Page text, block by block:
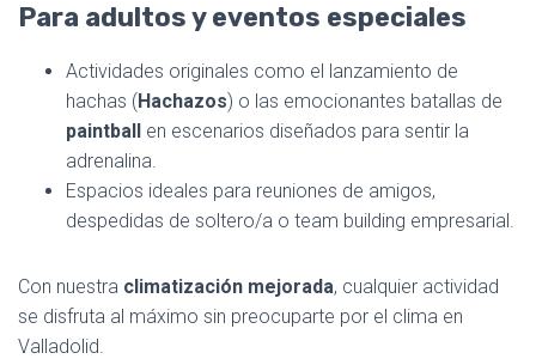
Para adultos y eventos especiales
Actividades originales como el lanzamiento de
hachas (Hachazos) o las emocionantes batallas de
paintball en escenarios diseñados para sentir la
adrenalina.
Espacios ideales para reuniones de amigos,
despedidas de soltero/a o team building empresarial.
Con nuestra climatización mejorada, cualquier actividad
se disfruta al máximo sin preocuparte por el clima en
Valladolid.